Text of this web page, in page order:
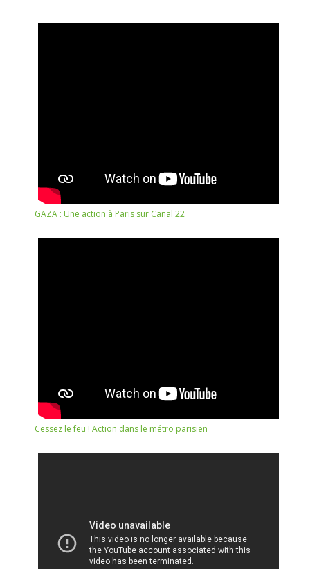
GAZA : Une action à Paris sur Canal 22
Cessez le feu ! Action dans le métro parisien